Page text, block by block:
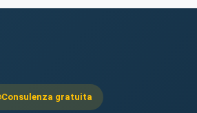
Consulenza gratuita